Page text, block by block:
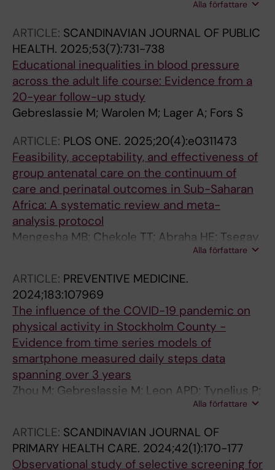
EW; Kinyina A; Atsbaha AH; Gufue ZH;Alla författare
ARTICLE: SCANDINAVIAN JOURNAL OF PUBLIC
HEALTH. 2025;53(7):731-738
Educational inequalities in blood pressure
across the adult life course: Evidence from a
20-year follow-up study
Gebreslassie M; Warolen M; Lager A; Fors S
ARTICLE: PLOS ONE. 2025;20(4):e0311473
Feasibility, acceptability, and effectiveness of
group antenatal care on the continuum of
care and perinatal outcomes in Sub-Saharan
Africa: A systematic review and meta-
analysis protocol
Mengesha MB; Chekole TT; Abraha HE; Tsegay
EW; Atsbaha AH; Gebreslassie M; Gufue ZH
Alla författare
ARTICLE: PREVENTIVE MEDICINE.
2024;183:107969
The influence of the COVID-19 pandemic on
physical activity in Stockholm County -
Evidence from time series models of
smartphone measured daily steps data
spanning over 3 years
Zhou M; Gebreslassie M; Leon APD; Tynelius P;
Ahlqvist VH; Dahlen M; Berglind D; Lager A;
Alla författare
ARTICLE: SCANDINAVIAN JOURNAL OF
PRIMARY HEALTH CARE. 2024;42(1):170-177
Observational study of selective screening for